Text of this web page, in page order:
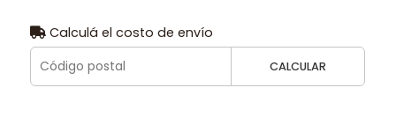
Calculá el costo de envío
CALCULAR